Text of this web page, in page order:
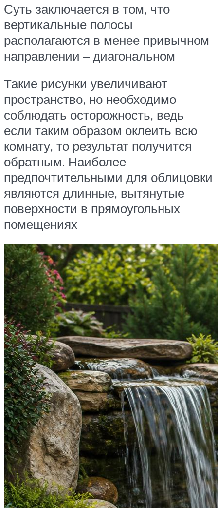
Суть заключается в том, что
вертикальные полосы
располагаются в менее привычном
направлении – диагональном
Такие рисунки увеличивают
пространство, но необходимо
соблюдать осторожность, ведь
если таким образом оклеить всю
комнату, то результат получится
обратным. Наиболее
предпочтительными для облицовки
являются длинные, вытянутые
поверхности в прямоугольных
помещениях